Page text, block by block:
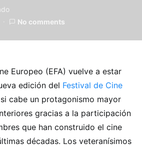
No comments
Europeo (EFA) vuelve a estar
edición del Festival de Cine
cabe un protagonismo mayor
gracias a la participación
que han construido el cine
décadas. Los veteranísimos